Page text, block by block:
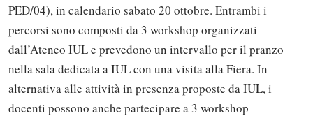
PED/04), in calendario sabato 20 ottobre. Entrambi i
percorsi sono composti da 3 workshop organizzati
dall’Ateneo IUL e prevedono un intervallo per il pranzo
nella sala dedicata a IUL con una visita alla Fiera. In
alternativa alle attività in presenza proposte da IUL, i
docenti possono anche partecipare a 3 workshop